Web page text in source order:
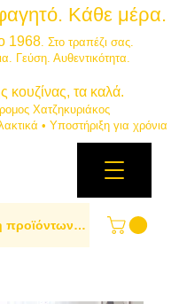
Κάθε μέρα.
1968. Στο τραπέζι σας.
Γεύση. Αυθεντικότητα.
κουζίνας, τα καλά.
Χατζηκυριάκος
• Υποστήριξη για χρόνια
προϊόντων…